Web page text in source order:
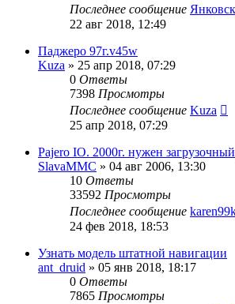
Последнее сообщение
22 авг 2018, 12:49
Паджеро 97г.v45w
Kuza » 25 апр 2018, 07:29
0 Ответы
7398 Просмотры
Последнее сообщение Kuza
25 апр 2018, 07:29
Pajero IO. 2000г. нужен
SlavaMMC » 04 авг 2006, 13:30
10 Ответы
33592 Просмотры
Последнее сообщение
24 фев 2018, 18:53
Узнать модель штатной навигации
ant_druid » 05 янв 2018, 18:17
0 Ответы
7865 Просмотры